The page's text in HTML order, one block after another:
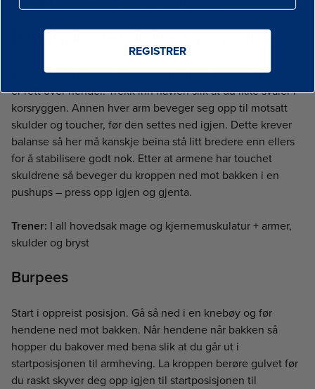
Trener:
Startposisjon er planke på strake hender. Pass på at skuldre
er rett over hender. Trekk inn navlen slik at du ikke svaier I
korsryggen. Annen hver arm beveger seg opp til motsatt
skulder og toucher, før den settes ned igjen. Dette krever
balanse så her må kanskje beina stå litt bredere enn ellers
for å stabilisere godt nok. Etter at armene har touchet
skuldrene så beveger du kroppen ned mot bakken i en
pushups – press opp igjen og gjenta.
Trener: I all hovedsak mage og kjernemuskulatur + armer,
skulder og bryst
Burpees
Start i oppreist posisjon. Gå så ned i en knebøy og før
hendene ned mot bakken. Når hendene når bakken så
hopper du bakover med bena slik at du går ut i
startposisjonen til armheving. La kroppen berøre gulvet før
du raskt skyver deg opp igjen til startposisjonen til
REGISTRER